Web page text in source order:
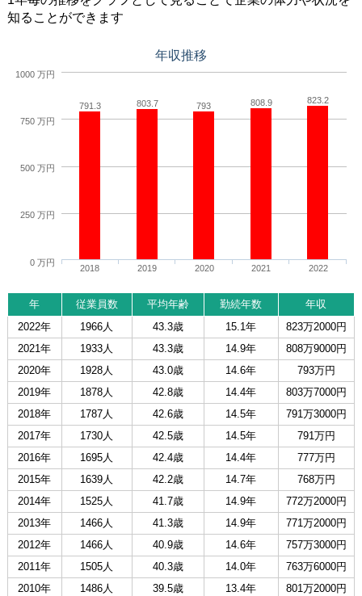
知ることができます
年収推移
791.3 803.7 793 808.9 823.2
2018 2019 2020 2021 2022
0 万円
250 万円
500 万円
750 万円
1000 万円
年 従業員数 平均年齢 勤続年数
年収
2022年
1966人 43.3歳 15.1年
823万2000円
2021年
1933人 43.3歳 14.9年
808万9000円
2020年
1928人 43.0歳 14.6年
793万円
2019年
1878人 42.8歳 14.4年
803万7000円
2018年
1787人 42.6歳 14.5年
791万3000円
2017年
1730人 42.5歳 14.5年
791万円
2016年
1695人 42.4歳 14.4年
777万円
2015年
1639人 42.2歳 14.7年
768万円
2014年
1525人 41.7歳 14.9年
772万2000円
2013年
1466人 41.3歳 14.9年
771万2000円
2012年
1466人 40.9歳 14.6年
757万3000円
2011年
1505人 40.3歳 14.0年
763万6000円
2010年
1486人 39.5歳 13.4年
801万2000円